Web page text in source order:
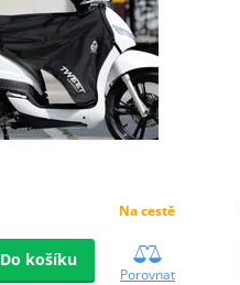
Na cestě
Do košíku
Porovnat